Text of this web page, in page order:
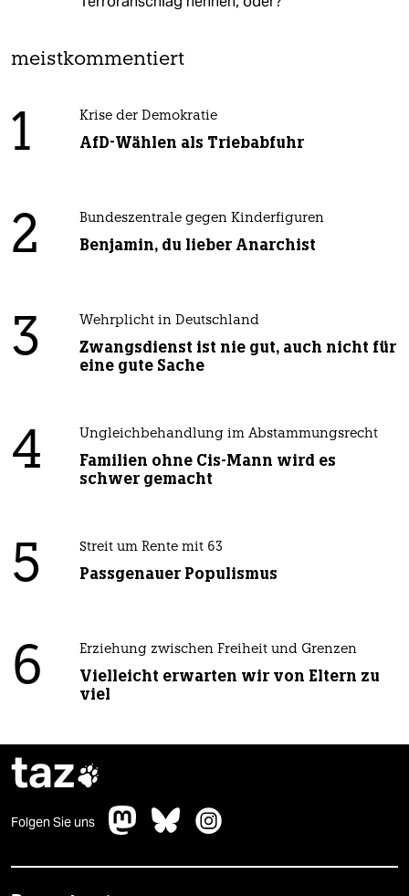
meistkommentiert
1 Krise der Demokratie
AfD-Wählen als Triebabfuhr
2 Bundeszentrale gegen Kinderfiguren
Benjamin, du lieber Anarchist
3 Wehrplicht in Deutschland
Zwangsdienst ist nie gut, auch nicht für
eine gute Sache
4 Ungleichbehandlung im Abstammungsrecht
Familien ohne Cis-Mann wird es
schwer gemacht
5 Streit um Rente mit 63
Passgenauer Populismus
6 Erziehung zwischen Freiheit und Grenzen
Vielleicht erwarten wir von Eltern zu
viel
taz
Folgen Sie uns